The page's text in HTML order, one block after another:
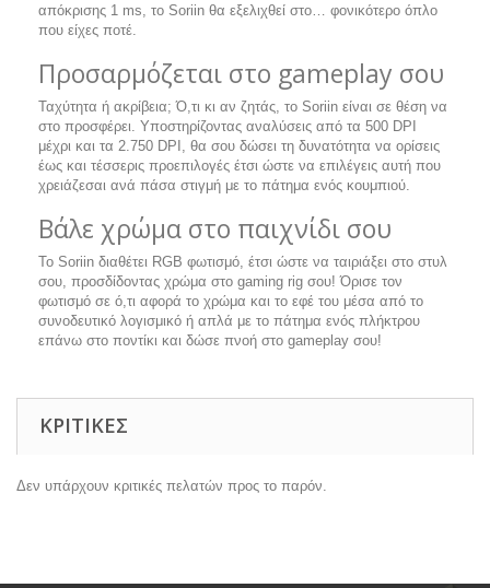
απόκρισης 1 ms, το Soriin θα εξελιχθεί στο… φονικότερο όπλο
που είχες ποτέ.
Προσαρμόζεται στο gameplay σου
Ταχύτητα ή ακρίβεια; Ό,τι κι αν ζητάς, το Soriin είναι σε θέση να
στο προσφέρει. Υποστηρίζοντας αναλύσεις από τα 500 DPI
μέχρι και τα 2.750 DPI, θα σου δώσει τη δυνατότητα να ορίσεις
έως και τέσσερις προεπιλογές έτσι ώστε να επιλέγεις αυτή που
χρειάζεσαι ανά πάσα στιγμή με το πάτημα ενός κουμπιού.
Βάλε χρώμα στο παιχνίδι σου
Το Soriin διαθέτει RGB φωτισμό, έτσι ώστε να ταιριάξει στο στυλ
σου, προσδίδοντας χρώμα στο gaming rig σου! Όρισε τον
φωτισμό σε ό,τι αφορά το χρώμα και το εφέ του μέσα από το
συνοδευτικό λογισμικό ή απλά με το πάτημα ενός πλήκτρου
επάνω στο ποντίκι και δώσε πνοή στο gameplay σου!
ΚΡΙΤΙΚΈΣ
Δεν υπάρχουν κριτικές πελατών προς το παρόν.